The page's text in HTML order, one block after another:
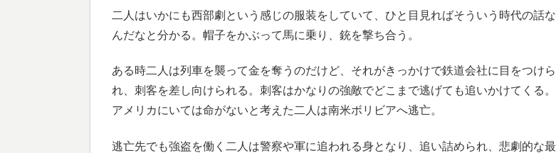
二人はいかにも西部劇という感じの服装をしていて、ひと目見ればそういう時代の話な
んだなと分かる。帽子をかぶって馬に乗り、銃を撃ち合う。
ある時二人は列車を襲って金を奪うのだけど、それがきっかけで鉄道会社に目をつけら
れ、刺客を差し向けられる。刺客はかなりの強敵でどこまで逃げても追いかけてくる。
アメリカにいては命がないと考えた二人は南米ボリビアへ逃亡。
逃亡先でも強盗を働く二人は警察や軍に追われる身となり、追い詰められ、悲劇的な最